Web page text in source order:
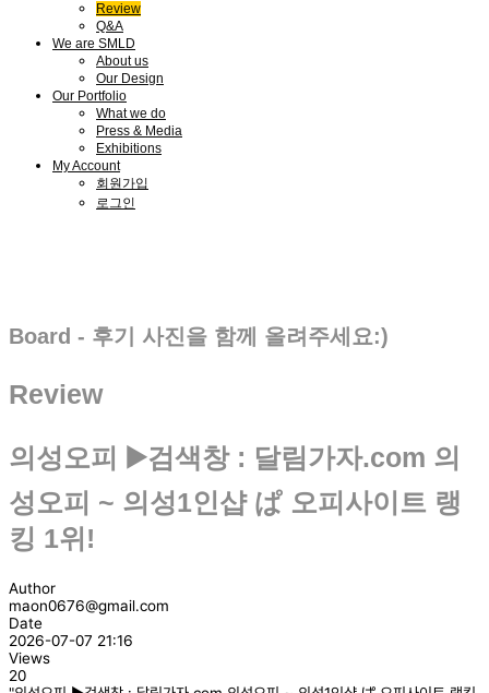
Review
Q&A
We are SMLD
About us
Our Design
Our Portfolio
What we do
Press & Media
Exhibitions
My Account
회원가입
로그인
Board - 후기 사진을 함께 올려주세요:)
Review
의성오피 ▶️검색창 : 달림가자.com 의
성오피 ~ 의성1인샵 ぱ 오피사이트 랭
킹 1위!
Author
maon0676@gmail.com
Date
2026-07-07 21:16
Views
20